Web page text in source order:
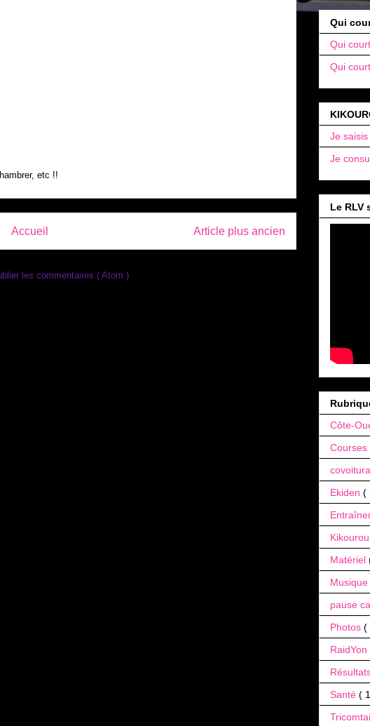
etc !!
Article plus ancien
Accueil
les commentaires ( Atom )
Qui
Qui
Qui
Je saisis
Je
Le RLV
Côte-
Courses
Ekiden (
Kikourou
Matériel
Musique
pause
Photos (
RaidYon
Santé (